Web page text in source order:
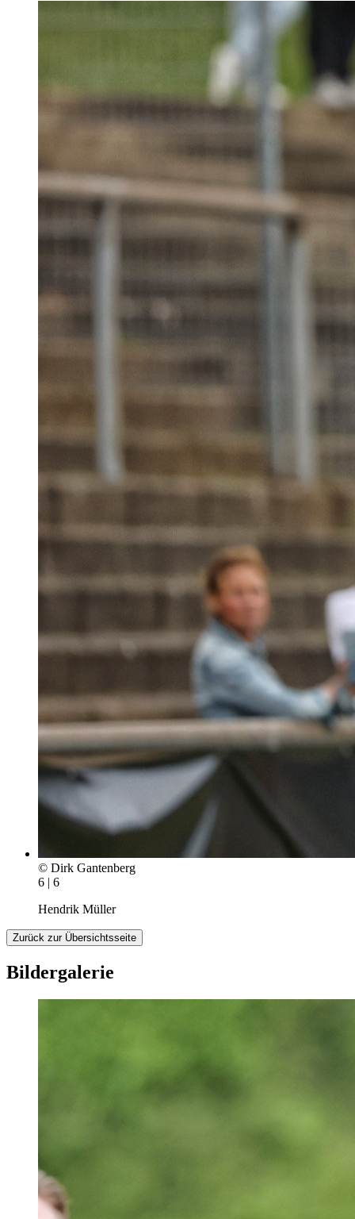
© Dirk Gantenberg
6 | 6
Hendrik Müller
Zurück zur Übersichtsseite
Bildergalerie